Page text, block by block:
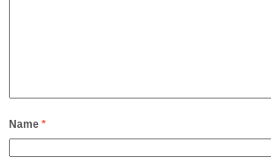
Name *